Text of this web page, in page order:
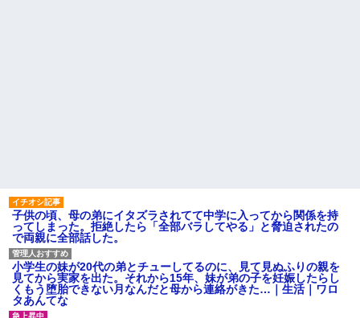
果・・・
私「初めて飲む味だけどなん
のお茶？」彼「ちっ！」私「」
【GIF】JSのカンチョーワロ
タ
後続車にクラクションを鳴ら
され彼氏が逆切れ。「何クラク
ション鳴らしてんだ！降りてこ
いよ！」と怒鳴りだし...
子供の頃、母の弟にイタズラされてて中学に入ってから関係を持
ってしまった。拒絶したら「全部バラしてやる」と脅迫されたの
で両親に全部話した。
小学生の妹が20代の弟とチューしてるのに、見て見ぬふりの親を
見てから実家を出た。それから15年、妹が弟の子を妊娠したらし
くもう堕胎できない月なんだと母から連絡がきた…｜生活｜ワロ
タあんてな